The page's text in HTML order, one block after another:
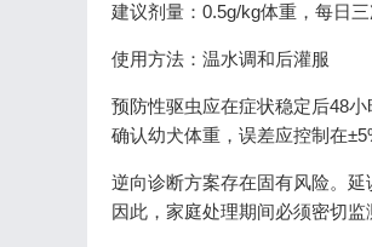
建议剂量：0.5g/kg体重，每日三
使用方法：温水调和后灌服
预防性驱虫应在症状稳定后48
确认幼犬体重，误差应控制在
逆向诊断方案存在固有风险。
因此，家庭处理期间必须密切监